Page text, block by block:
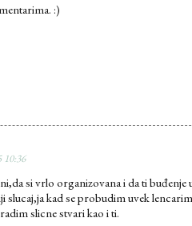
:)
10:36
si vrlo organizovana i da ti buđenje
slucaj,ja kad se probudim uvek
slicne stvari kao i ti.